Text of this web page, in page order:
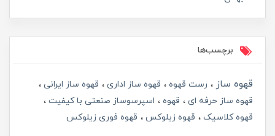
برچسب‌ها
قهوه ساز رست قهوه قهوه ساز اداری
قهوه ساز ایرانی
قهوه ساز حرفه ای
قهوه
اسپرسوساز صنعتی با کیفیت
قهوه کلاسیک
قهوه زیلوکس قهوه فوری زیلوکس